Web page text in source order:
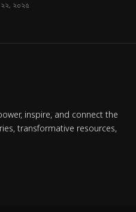
২০২৫
inspire, and connect the
transformative resources,